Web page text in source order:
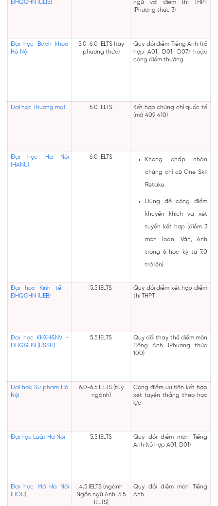
ĐHQGHN (ULIS)
ngữ với điểm thi THPT
(Phương thức 3)
Đại học Bách khoa
Hà Nội
5.0-6.0 IELTS (tùy
phương thức)
Quy đổi điểm Tiếng Anh (tổ
hợp A01, D01, D07) hoặc
cộng điểm thưởng
Đại học Thương mại 5.0 IELTS
Kết hợp chứng chỉ quốc tế
(mã 409, 410)
Đại học Hà Nội
(HANU)
6.0 IELTS
Không chấp nhận
chứng chỉ có One Skill
Retake
Dùng để cộng điểm
khuyến khích và xét
tuyển kết hợp (điểm 3
môn Toán, Văn, Anh
trong 6 học kỳ từ 7.0
trở lên)
Đại học Kinh tế -
ĐHQGHN (UEB)
5.5 IELTS
Quy đổi điểm kết hợp điểm
thi THPT
Đại học KHXH&NV -
ĐHQGHN (USSH)
5.5 IELTS
Quy đổi thay thế điểm môn
Tiếng Anh (Phương thức
100)
Đại học Sư phạm Hà
Nội
6.0-6.5 IELTS (tùy
ngành)
Cộng điểm ưu tiên kết hợp
xét tuyển thẳng theo học
lực
Đại học Luật Hà Nội 5.5 IELTS
Quy đổi điểm môn Tiếng
Anh (tổ hợp A01, D01)
Đại học Mở Hà Nội
(HOU)
4.5 IELTS (ngành
Ngôn ngữ Anh: 5.5
IELTS)
Quy đổi điểm môn Tiếng
Anh